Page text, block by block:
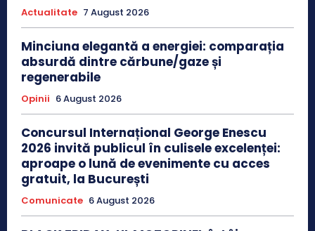
Actualitate 7 August 2026
Minciuna elegantă a energiei: comparația
absurdă dintre cărbune/gaze și
regenerabile
Opinii 6 August 2026
Concursul Internațional George Enescu
2026 invită publicul în culisele excelenței:
aproape o lună de evenimente cu acces
gratuit, la București
Comunicate 6 August 2026